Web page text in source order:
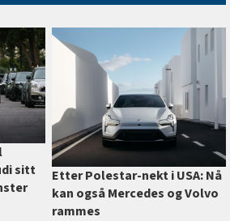
sitt
Etter Polestar-nekt i USA: Nå
kan også Mercedes og Volvo
rammes